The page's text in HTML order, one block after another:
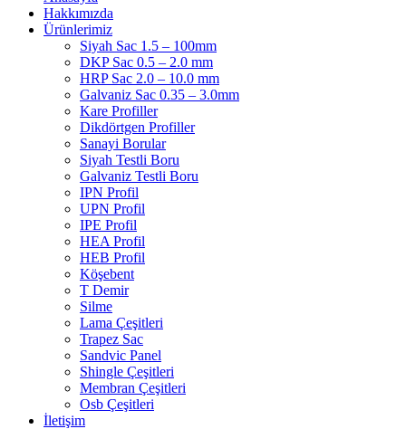
Hakkımızda
Ürünlerimiz
Siyah Sac 1.5 – 100mm
DKP Sac 0.5 – 2.0 mm
HRP Sac 2.0 – 10.0 mm
Galvaniz Sac 0.35 – 3.0mm
Kare Profiller
Dikdörtgen Profiller
Sanayi Borular
Siyah Testli Boru
Galvaniz Testli Boru
IPN Profil
UPN Profil
IPE Profil
HEA Profil
HEB Profil
Köşebent
T Demir
Silme
Lama Çeşitleri
Trapez Sac
Sandvic Panel
Shingle Çeşitleri
Membran Çeşitleri
Osb Çeşitleri
İletişim